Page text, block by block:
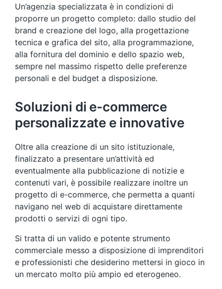
Un’agenzia specializzata è in condizioni di
proporre un progetto completo: dallo studio del
brand e creazione del logo, alla progettazione
tecnica e grafica del sito, alla programmazione,
alla fornitura del dominio e dello spazio web,
sempre nel massimo rispetto delle preferenze
personali e del budget a disposizione.
Soluzioni di e-commerce
personalizzate e innovative
Oltre alla creazione di un sito istituzionale,
finalizzato a presentare un’attività ed
eventualmente alla pubblicazione di notizie e
contenuti vari, è possibile realizzare inoltre un
progetto di e-commerce, che permetta a quanti
navigano nel web di acquistare direttamente
prodotti o servizi di ogni tipo.
Si tratta di un valido e potente strumento
commerciale messo a disposizione di imprenditori
e professionisti che desiderino mettersi in gioco in
un mercato molto più ampio ed eterogeneo.